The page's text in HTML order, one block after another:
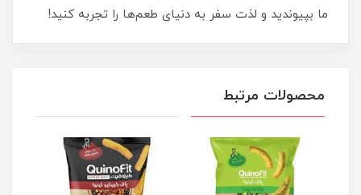
ما بپیوندید و لذت سفر به دنیای طعم‌ها را تجربه کنید!
محصولات مرتبط